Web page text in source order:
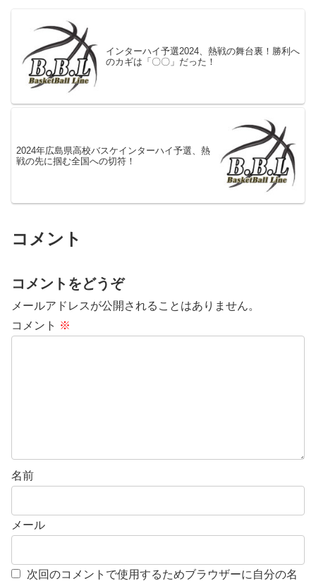
インターハイ予選2024、熱戦の舞台裏！勝利へ
のカギは「〇〇」だった！
2024年広島県高校バスケインターハイ予選、熱
戦の先に掴む全国への切符！
コメント
コメントをどうぞ
メールアドレスが公開されることはありません。
コメント ※
名前
メール
次回のコメントで使用するためブラウザーに自分の名